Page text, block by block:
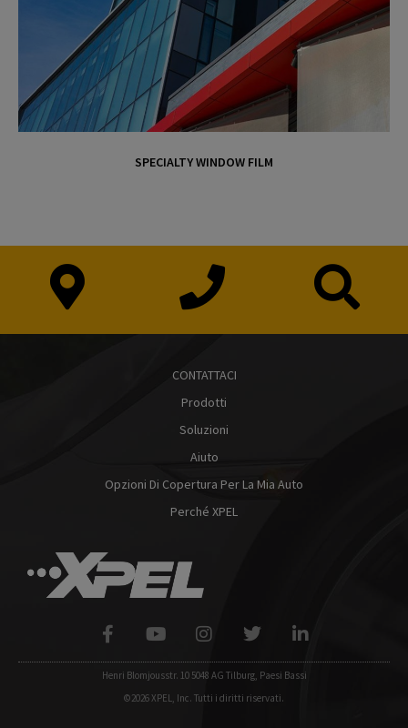
SPECIALTY WINDOW FILM
CONTATTACI
Prodotti
Soluzioni
Aiuto
Opzioni Di Copertura Per La Mia Auto
Perché XPEL
Henri Blomjousstr. 10 5048 AG Tilburg, Paesi Bassi
©2026 XPEL, Inc. Tutti i diritti riservati.